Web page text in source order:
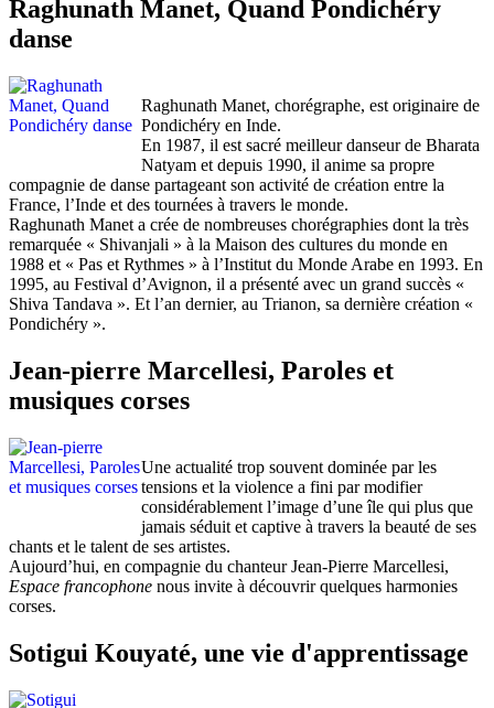
Raghunath Manet, Quand Pondichéry
danse
Raghunath Manet, chorégraphe, est originaire de
Pondichéry en Inde.
En 1987, il est sacré meilleur danseur de Bharata
Natyam et depuis 1990, il anime sa propre
compagnie de danse partageant son activité de création entre la
France, l’Inde et des tournées à travers le monde.
Raghunath Manet a crée de nombreuses chorégraphies dont la très
remarquée « Shivanjali » à la Maison des cultures du monde en
1988 et « Pas et Rythmes » à l’Institut du Monde Arabe en 1993. En
1995, au Festival d’Avignon, il a présenté avec un grand succès «
Shiva Tandava ». Et l’an dernier, au Trianon, sa dernière création «
Pondichéry ».
Jean-pierre Marcellesi, Paroles et
musiques corses
Une actualité trop souvent dominée par les
tensions et la violence a fini par modifier
considérablement l’image d’une île qui plus que
jamais séduit et captive à travers la beauté de ses
chants et le talent de ses artistes.
Aujourd’hui, en compagnie du chanteur Jean-Pierre Marcellesi,
Espace francophone nous invite à découvrir quelques harmonies
corses.
Sotigui Kouyaté, une vie d'apprentissage